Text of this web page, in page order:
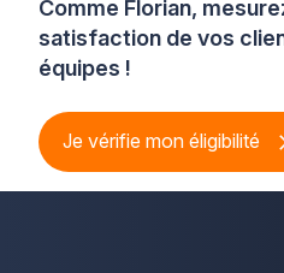
Comme Florian,
satisfaction de vos
équipes !
Je vérifie mon éligibilité